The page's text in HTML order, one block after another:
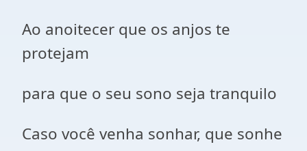
Ao anoitecer que os anjos te
protejam
para que o seu sono seja tranquilo
Caso você venha sonhar, que sonhe